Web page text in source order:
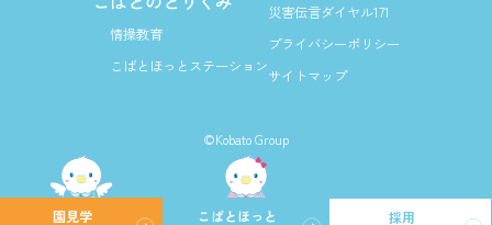
園見学 こばとほっと 採用
情操教育
こばとほっとステーション
災害伝言ダイヤル171
プライバシーポリシー
サイトマップ
©Kobato Group